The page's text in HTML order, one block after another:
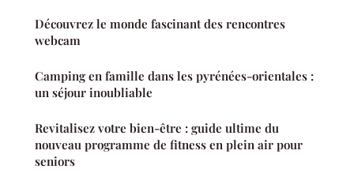
Découvrez le monde fascinant des rencontres
webcam
Camping en famille dans les pyrénées-orientales :
un séjour inoubliable
Revitalisez votre bien-être : guide ultime du
nouveau programme de fitness en plein air pour
seniors